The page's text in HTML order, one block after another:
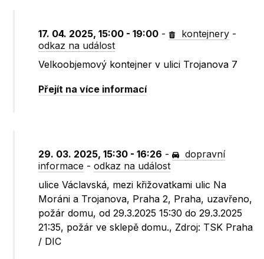
17. 04. 2025, 15:00 - 19:00 - kontejnery -
odkaz na událost
Velkoobjemový kontejner v ulici Trojanova 7
Přejít na více informací
29. 03. 2025, 15:30 - 16:26 -
dopravní
informace -odkaz na událost
ulice Václavská, mezi křižovatkami ulic Na
Moráni a Trojanova, Praha 2, Praha, uzavřeno,
požár domu, od 29.3.2025 15:30 do 29.3.2025
21:35, požár ve sklepě domu., Zdroj: TSK Praha
/ DIC